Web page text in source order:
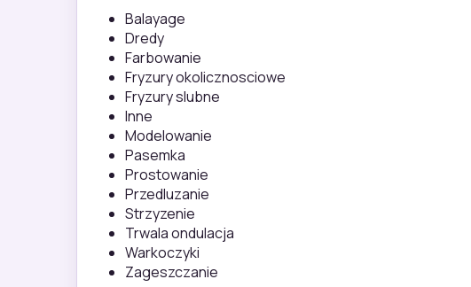
Balayage
Dredy
Farbowanie
Fryzury okolicznosciowe
Fryzury slubne
Inne
Modelowanie
Pasemka
Prostowanie
Przedluzanie
Strzyzenie
Trwala ondulacja
Warkoczyki
Zageszczanie